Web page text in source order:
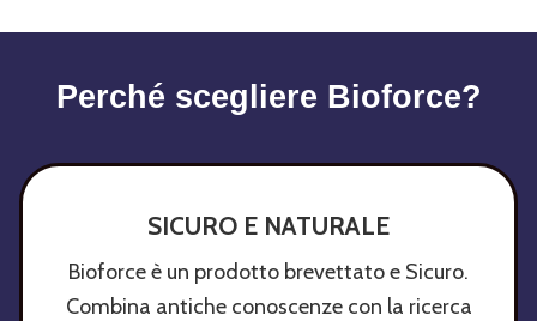
Perché scegliere Bioforce?
SICURO E NATURALE
Bioforce è un prodotto brevettato e Sicuro.
Combina antiche conoscenze con la ricerca